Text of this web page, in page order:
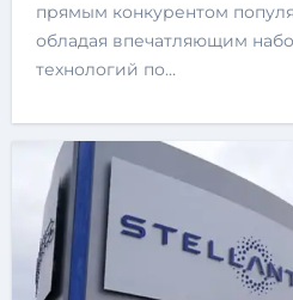
прямым конкурентом
обладая впечатляющим
технологий по…